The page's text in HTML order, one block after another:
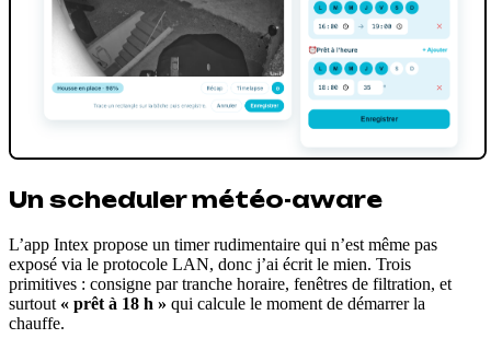
Un scheduler météo-aware
L’app Intex propose un timer rudimentaire qui n’est même pas
exposé via le protocole LAN, donc j’ai écrit le mien. Trois
primitives : consigne par tranche horaire, fenêtres de filtration, et
surtout « prêt à 18 h » qui calcule le moment de démarrer la
chauffe.